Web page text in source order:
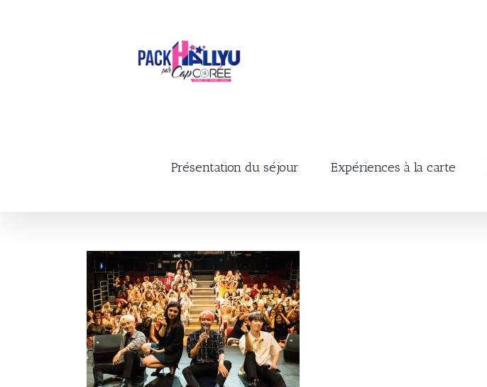
Présentation du séjour Expériences à la carte